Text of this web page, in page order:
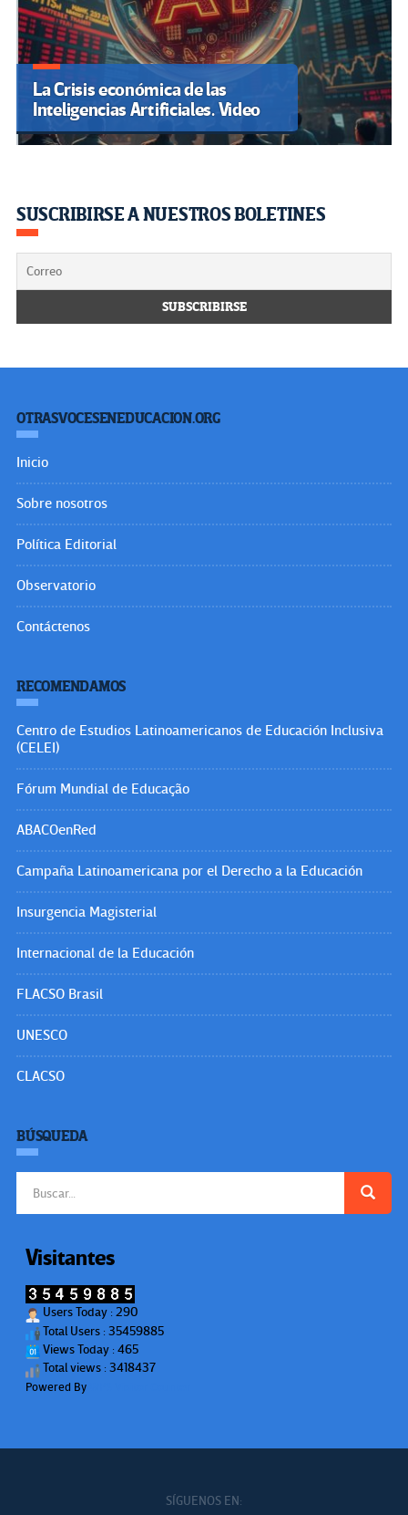
La Crisis económica de las
Inteligencias Artificiales. Video
SUSCRIBIRSE A NUESTROS BOLETINES
OTRASVOCESENEDUCACION.ORG
Inicio
Sobre nosotros
Política Editorial
Observatorio
Contáctenos
RECOMENDAMOS
Centro de Estudios Latinoamericanos de Educación Inclusiva
(CELEI)
Fórum Mundial de Educação
ABACOenRed
Campaña Latinoamericana por el Derecho a la Educación
Insurgencia Magisterial
Internacional de la Educación
FLACSO Brasil
UNESCO
CLACSO
BÚSQUEDA
Visitantes
Users Today : 290
Total Users : 35459885
Views Today : 465
Total views : 3418437
Powered By
SÍGUENOS EN: